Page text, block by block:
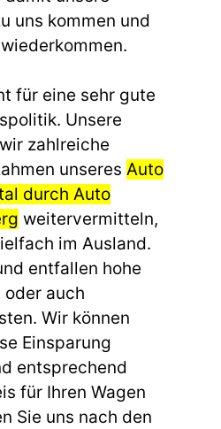
uns kommen und
für eine sehr gute
Unsere
zahlreiche
unseres Auto
durch Auto
weitervermitteln,
im Ausland.
entfallen hohe
auch
Wir können
Einsparung
entsprechend
für Ihren Wagen
Sie uns nach den